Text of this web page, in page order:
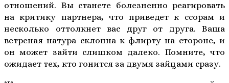
отношений. Вы станете болезненно реагировать
на критику партнера, что приведет к ссорам и
несколько оттолкнет вас друг от друга. Ваша
ветреная натура склонна к флирту на стороне, и
он может зайти слишком далеко. Помните, что
ожидает тех, кто гонится за двумя зайцами сразу.